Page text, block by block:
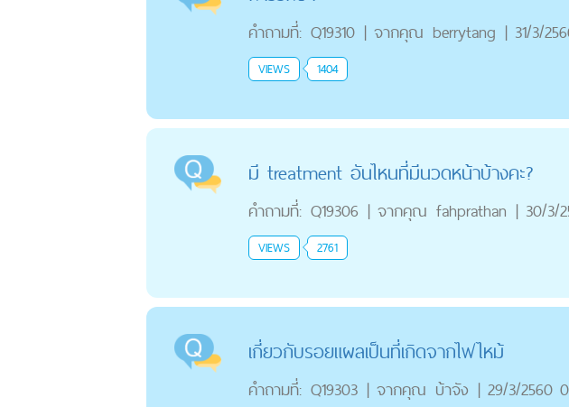
คำถามที่: Q19310 | จากคุณ berrytang | 31/3/
VIEWS 1404
มี treatment อันไหนที่มีนวดหน้าบ้างคะ?
คำถามที่: Q19306 | จากคุณ fahprathan | 30/3/
VIEWS 2761
เกี่ยวกับรอยแผลเป็นที่เกิดจากไฟไหม้
คำถามที่: Q19303 | จากคุณ บ้าจัง | 29/3/2560